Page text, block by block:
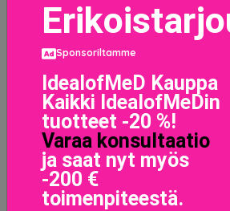
Luxe 3D Millennium, Eylure
10.8 EUR
LISÄTIETOJA
Sponsoriltamme
IdealofMeD Kauppa
Kaikki IdealofMeDin
tuotteet -20 %!
Varaa konsultaatio
ja saat nyt myös
-200 €
toimenpiteestä.